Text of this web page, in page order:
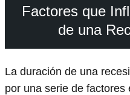
Factores que
de una
La duración de una
por una serie de